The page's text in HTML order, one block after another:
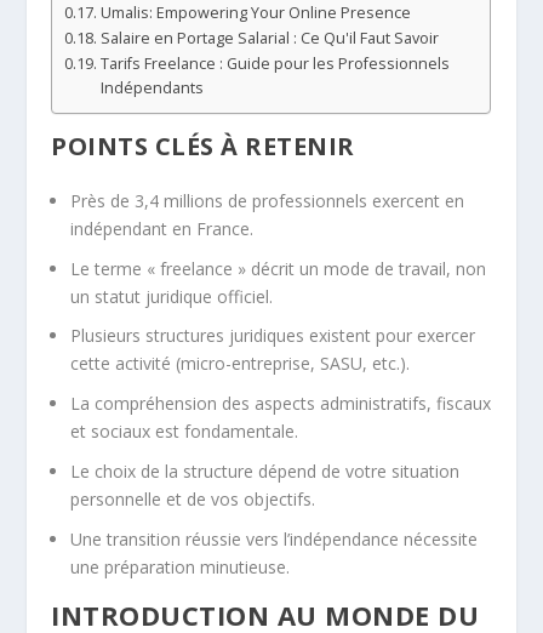
Umalis: Empowering Your Online Presence
Salaire en Portage Salarial : Ce Qu'il Faut Savoir
Tarifs Freelance : Guide pour les Professionnels
Indépendants
POINTS CLÉS À RETENIR
Près de 3,4 millions de professionnels exercent en
indépendant en France.
Le terme « freelance » décrit un mode de travail, non
un statut juridique officiel.
Plusieurs structures juridiques existent pour exercer
cette activité (micro-entreprise, SASU, etc.).
La compréhension des aspects administratifs, fiscaux
et sociaux est fondamentale.
Le choix de la structure dépend de votre situation
personnelle et de vos objectifs.
Une transition réussie vers l’indépendance nécessite
une préparation minutieuse.
INTRODUCTION AU MONDE DU